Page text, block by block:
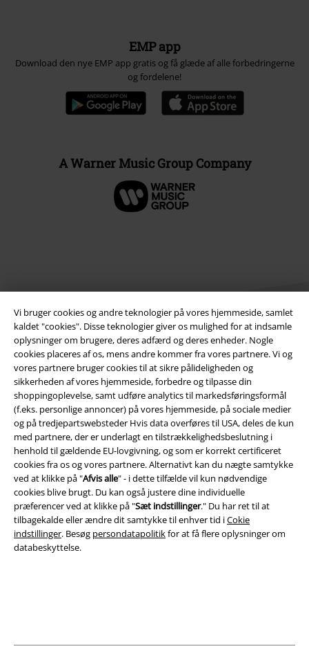
Vi bruger cookies og andre teknologier på vores hjemmeside, samlet
kaldet "cookies". Disse teknologier giver os mulighed for at indsamle
oplysninger om brugere, deres adfærd og deres enheder. Nogle
cookies placeres af os, mens andre kommer fra vores partnere. Vi og
vores partnere bruger cookies til at sikre pålideligheden og
sikkerheden af ​​vores hjemmeside, forbedre og tilpasse din
shoppingoplevelse, samt udføre analytics til markedsføringsformål
(f.eks. personlige annoncer) på vores hjemmeside, på sociale medier
og på tredjepartswebsteder Hvis data overføres til USA, deles de kun
med partnere, der er underlagt en tilstrækkelighedsbeslutning i
henhold til gældende EU-lovgivning, og som er korrekt certificeret
cookies fra os og vores partnere. Alternativt kan du nægte samtykke
ved at klikke på "Afvis alle" - i dette tilfælde vil kun nødvendige
cookies blive brugt. Du kan også justere dine individuelle
præferencer ved at klikke på "Sæt indstillinger." Du har ret til at
tilbagekalde eller ændre dit samtykke til enhver tid iCokie
indstillinger. Besøg persondatapolitikfor at få flere oplysninger om
databeskyttelse.
EMP app
Download den nye EMP app gratis og få glæde af alle forbedringerne
og fordelene!
A Warner Music Group Company
Juridisk
Salgs-, medlems- & leveringsbetingelser
Om EMP Danmark
Persondatapolitik
Bortskaffelse af affald og miljøbeskyttelse
Overensstemmelseserklæring
Oplysninger om tilgængelighed